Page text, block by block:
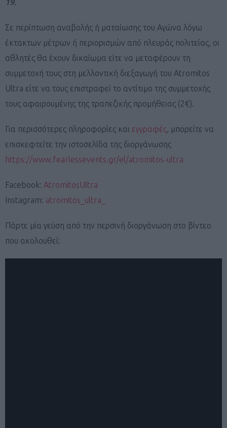
19.
Σε περίπτωση αναβολής ή ματαίωσης του Αγώνα λόγω
έκτακτων μέτρων ή περιορισμών από πλευράς πολιτείας, οι
αθλητές θα έχουν δικαίωμα είτε να μεταφέρουν τη
συμμετοχή τους στη μελλοντική διεξαγωγή του Atromitos
Ultra είτε να τους επιστραφεί το αντίτιμο της συμμετοχής
τους αφαιρουμένης της τραπεζικής προμήθειας (2€).
Για περισσότερες πληροφορίες και εγγραφές, μπορείτε να
επισκεφτείτε την ιστοσελίδα της διοργάνωσης
https://www.fearlessevents.gr/el/atromitos-ultra
Facebook: AtromitosUltra
Instagram: atromitos_ultra_
Πάρτε μία γεύση από την περσινή διοργάνωση στο βίντεο
που ακολουθεί: